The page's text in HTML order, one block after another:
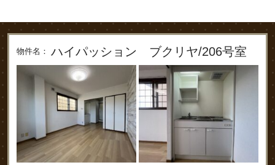
物件名： ハイパッション ブクリヤ/206号室